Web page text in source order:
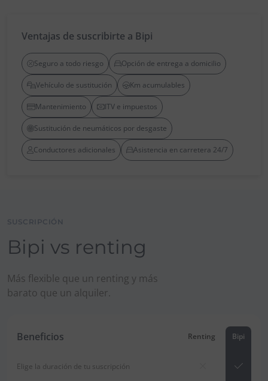
Ventajas de suscribirte a Bipi
Seguro a todo riesgo Opción de entrega a domicilio
Vehículo de sustitución Km acumulables
Mantenimiento ITV e impuestos
Sustitución de neumáticos por desgaste
Conductores adicionales Asistencia en carretera 24/7
SUSCRIPCIÓN
Bipi vs renting
Más flexible que un renting y más
barato que un alquiler.
Beneficios Renting Bipi
Elige la duración de tu suscripción